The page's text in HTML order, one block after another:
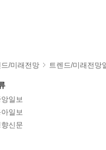
드/미래전망 트렌드/미래전망
앙일보
아일보
향신문